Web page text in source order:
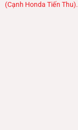
(Cạnh Honda Tiến Thu).